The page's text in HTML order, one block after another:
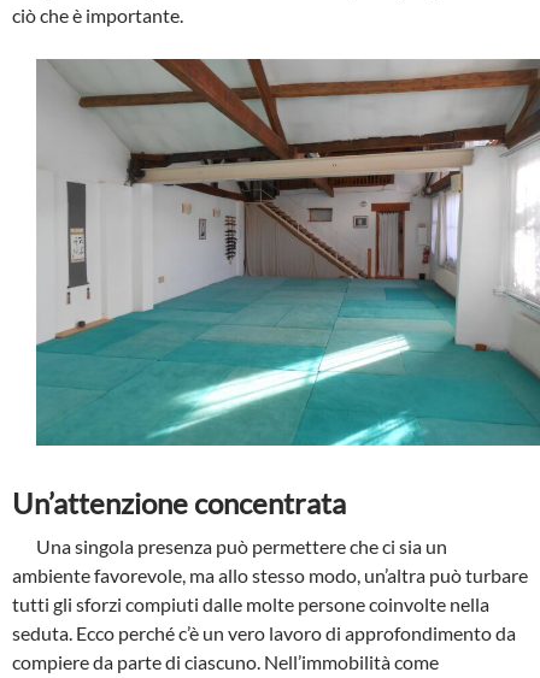
ciò che è importante.
Un’attenzione concentrata
Una singola presenza può permettere che ci sia un
ambiente favorevole, ma allo stesso modo, un’altra può turbare
tutti gli sforzi compiuti dalle molte persone coinvolte nella
seduta. Ecco perché c’è un vero lavoro di approfondimento da
compiere da parte di ciascuno. Nell’immobilità come